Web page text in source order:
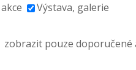
Výstava, galerie
zobrazit pouze doporučené